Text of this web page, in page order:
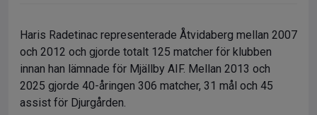
Haris Radetinac representerade Åtvidaberg mellan 2007
och 2012 och gjorde totalt 125 matcher för klubben
innan han lämnade för Mjällby AIF. Mellan 2013 och
2025 gjorde 40-åringen 306 matcher, 31 mål och 45
assist för Djurgården.